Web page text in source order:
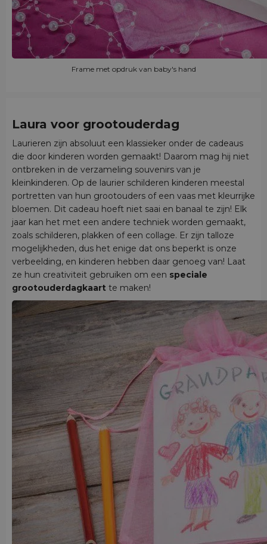
Frame met opdruk van baby's hand
Laura voor grootouderdag
Laurieren zijn absoluut een klassieker onder de cadeaus
die door kinderen worden gemaakt! Daarom mag hij niet
ontbreken in de verzameling souvenirs van je
kleinkinderen. Op de laurier schilderen kinderen meestal
portretten van hun grootouders of een vaas met kleurrijke
bloemen. Dit cadeau hoeft niet saai en banaal te zijn! Elk
jaar kan het met een andere techniek worden gemaakt,
zoals schilderen, plakken of een collage. Er zijn talloze
mogelijkheden, dus het enige dat ons beperkt is onze
verbeelding, en kinderen hebben daar genoeg van! Laat
ze hun creativiteit gebruiken om een speciale
grootouderdagkaart te maken!